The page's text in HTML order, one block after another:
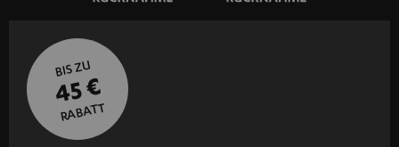
BIS ZU
45 €
RABATT